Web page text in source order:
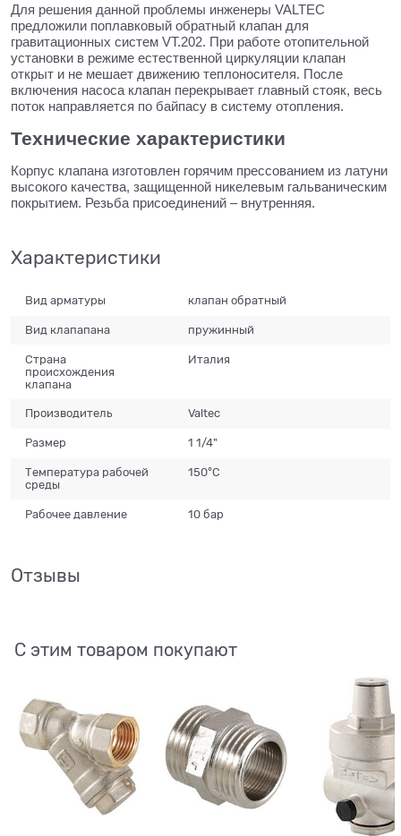
Для решения данной проблемы инженеры VALTEC
предложили поплавковый обратный клапан для
гравитационных систем VT.202. При работе отопительной
установки в режиме естественной циркуляции клапан
открыт и не мешает движению теплоносителя. После
включения насоса клапан перекрывает главный стояк, весь
поток направляется по байпасу в систему отопления.
Технические характеристики
Корпус клапана изготовлен горячим прессованием из латуни
высокого качества, защищенной никелевым гальваническим
покрытием. Резьба присоединений – внутренняя.
Характеристики
Вид арматуры клапан обратный
Вид клапапана пружинный
Страна
происхождения
клапана
Италия
Производитель Valtec
Размер 1 1/4"
Температура рабочей
среды
150°С
Рабочее давление 10 бар
Отзывы
С этим товаром покупают